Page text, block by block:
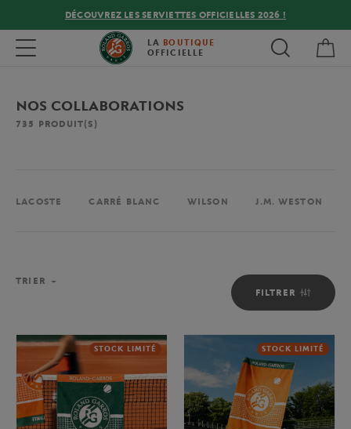
DÉCOUVREZ LES SERVIETTES OFFICIELLES 2026 !
Toggle navigation LA BOUTIQUE
OFFICIELLE
NOS COLLABORATIONS
735 PRODUIT(S)
LACOSTE CARRÉ BLANC WILSON J.M. WESTON
FILTRER
TRIER
STOCK LIMITÉ STOCK LIMITÉ